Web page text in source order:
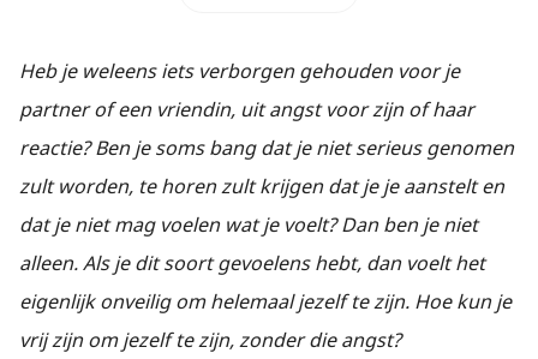
Heb je weleens iets verborgen gehouden voor je
partner of een vriendin, uit angst voor zijn of haar
reactie? Ben je soms bang dat je niet serieus genomen
zult worden, te horen zult krijgen dat je je aanstelt en
dat je niet mag voelen wat je voelt? Dan ben je niet
alleen. Als je dit soort gevoelens hebt, dan voelt het
eigenlijk onveilig om helemaal jezelf te zijn. Hoe kun je
vrij zijn om jezelf te zijn, zonder die angst?